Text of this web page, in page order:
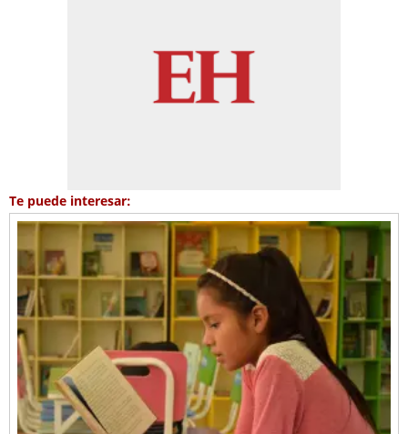
Te puede interesar: